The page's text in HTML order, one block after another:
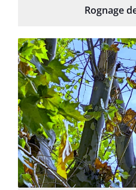
Rognage